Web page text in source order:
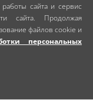
сайта и сервис
сайта. Продолжая
файлов cookie и
персональных